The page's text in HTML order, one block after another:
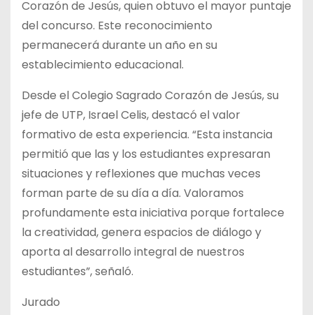
Corazón de Jesús, quien obtuvo el mayor puntaje
del concurso. Este reconocimiento
permanecerá durante un año en su
establecimiento educacional.
Desde el Colegio Sagrado Corazón de Jesús, su
jefe de UTP, Israel Celis, destacó el valor
formativo de esta experiencia. “Esta instancia
permitió que las y los estudiantes expresaran
situaciones y reflexiones que muchas veces
forman parte de su día a día. Valoramos
profundamente esta iniciativa porque fortalece
la creatividad, genera espacios de diálogo y
aporta al desarrollo integral de nuestros
estudiantes”, señaló.
Jurado